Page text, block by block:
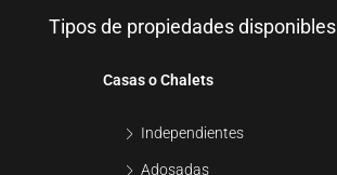
Tipos de propiedades disponibles
Casas o Chalets
Independientes
Adosadas